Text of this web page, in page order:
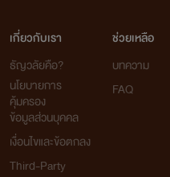
เกี่ยวกับเรา
ธัญวลัยคือ?
นโยบายการ
คุ้มครอง
ข้อมูลส่วนบุคคล
เงื่อนไขและข้อตกลง
Third-Party
ช่วยเหลือ
บทความ
FAQ